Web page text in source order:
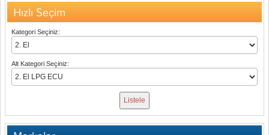
Hızlı Seçim
Kategori Seçiniz:
Alt Kategori Seçiniz: